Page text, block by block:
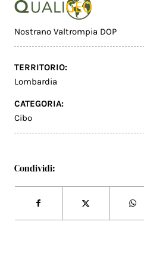
Nostrano Valtrompia DOP
TERRITORIO:
Lombardia
CATEGORIA:
Cibo
Condividi: